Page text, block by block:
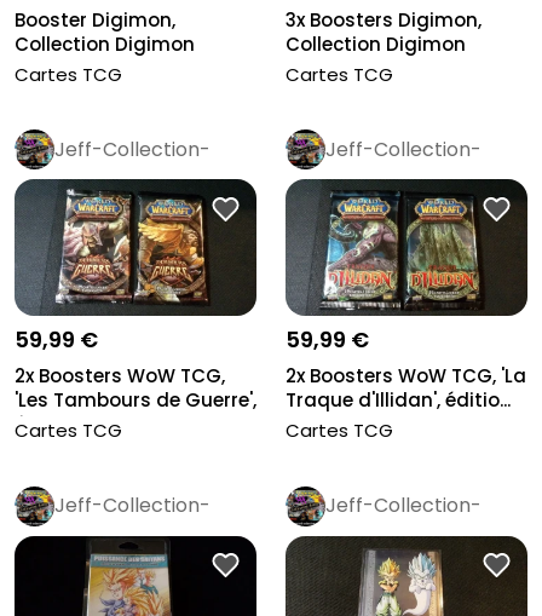
Booster Digimon,
Collection Digimon
Animated serie...
Cartes TCG
3x Boosters Digimon,
Collection Digimon
Animated s...
Cartes TCG
Jeff-Collection-
Rétro Pro
59,99 €
2x Boosters WoW TCG,
'Les Tambours de Guerre',
édi...
Cartes TCG
Jeff-Collection-
Rétro Pro
59,99 €
2x Boosters WoW TCG, 'La
Traque d'Illidan', éditio...
Cartes TCG
Jeff-Collection-
Rétro Pro
Jeff-Collection-
Rétro Pro